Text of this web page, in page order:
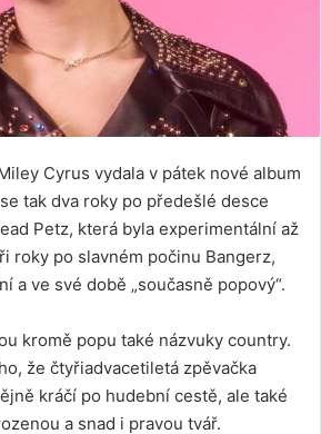
Cyrus vydala v pátek nové album
tak dva roky po předešlé desce
Petz, která byla experimentální až
roky po slavném počinu Bangerz,
a ve své době „současně popový“.
kromě popu také názvuky country.
že čtyřiadvacetiletá zpěvačka
kráčí po hudební cestě, ale také
a snad i pravou tvář.